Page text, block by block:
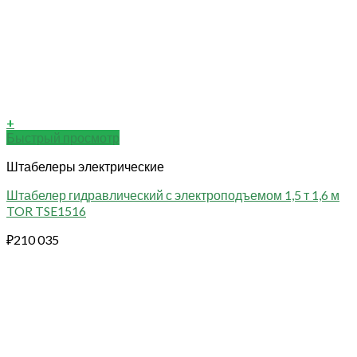
+
Быстрый просмотр
Штабелеры электрические
Штабелер гидравлический с электроподъемом 1,5 т 1,6 м
TOR TSE1516
₽210 035